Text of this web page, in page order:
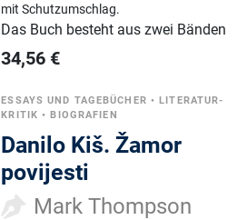
mit Schutzumschlag.
Das Buch besteht aus zwei Bänden
34,56 €
ESSAYS UND TAGEBÜCHER •LITERATUR-
KRITIK •BIOGRAFIEN
Danilo Kiš. Žamor
povijesti
Mark Thompson